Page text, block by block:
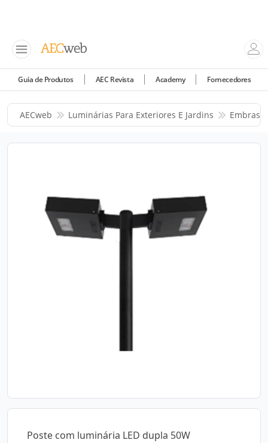
Guia de Produtos AEC Revista Academy Fornecedores
AECweb Luminárias Para Exteriores E Jardins Embras
Poste com luminária LED dupla 50W